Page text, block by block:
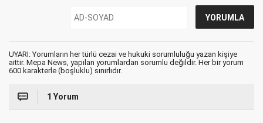
UYARI: Yorumların her türlü cezai ve hukuki sorumluluğu yazan kişiye
aittir. Mepa News, yapılan yorumlardan sorumlu değildir. Her bir yorum
600 karakterle (boşluklu) sınırlıdır.
1 Yorum